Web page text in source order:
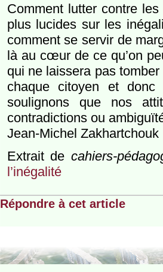
Comment lutter contre
plus lucides sur les
comment se servir de
là au cœur de ce qu’on
qui ne laissera pas
chaque citoyen et
soulignons que nos
contradictions ou
Jean-Michel Zakhartchouk
Extrait decahiers-
l’inégalité
Répondre à cet article